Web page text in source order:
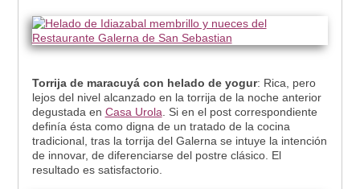
Torrija de maracuyá con helado de yogur: Rica, pero
lejos del nivel alcanzado en la torrija de la noche anterior
degustada en Casa Urola . Si en el post correspondiente
definía ésta como digna de un tratado de la cocina
tradicional, tras la torrija del Galerna se intuye la intención
de innovar, de diferenciarse del postre clásico. El
resultado es satisfactorio.